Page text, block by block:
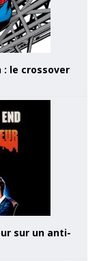
: le crossover
sur un anti-